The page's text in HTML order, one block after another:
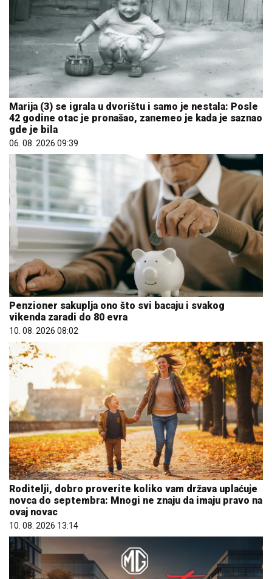
Marija (3) se igrala u dvorištu i samo je nestala: Posle
42 godine otac je pronašao, zanemeo je kada je saznao
gde je bila
06. 08. 2026 09:39
Penzioner sakuplja ono što svi bacaju i svakog
vikenda zaradi do 80 evra
10. 08. 2026 08:02
Roditelji, dobro proverite koliko vam država uplaćuje
novca do septembra: Mnogi ne znaju da imaju pravo na
ovaj novac
10. 08. 2026 13:14